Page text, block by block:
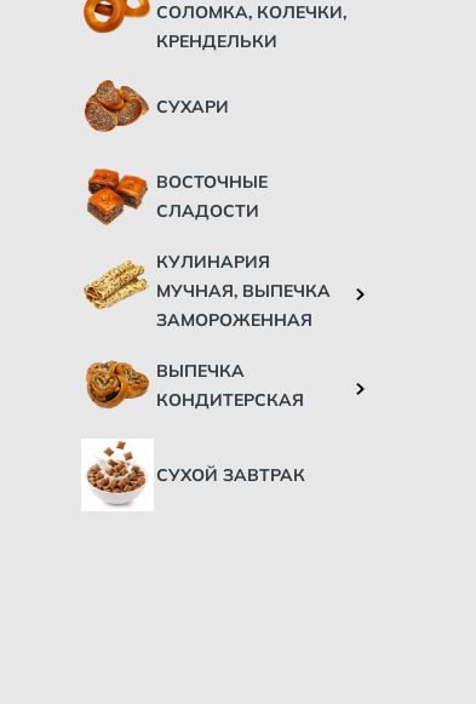
СОЛОМКА, КОЛЕЧКИ,
КРЕНДЕЛЬКИ
СУХАРИ
ВОСТОЧНЫЕ
СЛАДОСТИ
КУЛИНАРИЯ
МУЧНАЯ, ВЫПЕЧКА
ЗАМОРОЖЕННАЯ
ВЫПЕЧКА
КОНДИТЕРСКАЯ
СУХОЙ ЗАВТРАК